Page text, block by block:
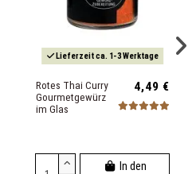
Lieferzeit ca. 1-3 Werktage
Rotes Thai Curry
Gourmetgewürz
im Glas
4,49 €
In den